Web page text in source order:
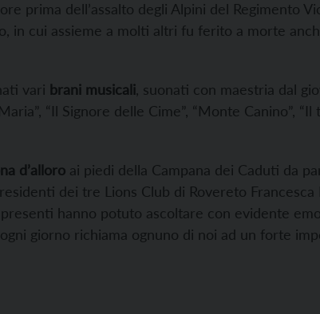
prima dell’assalto degli Alpini del Regimento
in cui assieme a molti altri fu ferito a morte
vari brani musicali , suonati con maestria dal
“Il Signore delle Cime”, “Monte Canino”,
d’alloro ai piedi della Campana dei Caduti da
dei tre Lions Club di Rovereto Francesca
hanno potuto ascoltare con evidente
giorno richiama ognuno di noi ad un forte